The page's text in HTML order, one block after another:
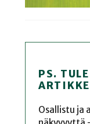
PS.
Osallistu ja